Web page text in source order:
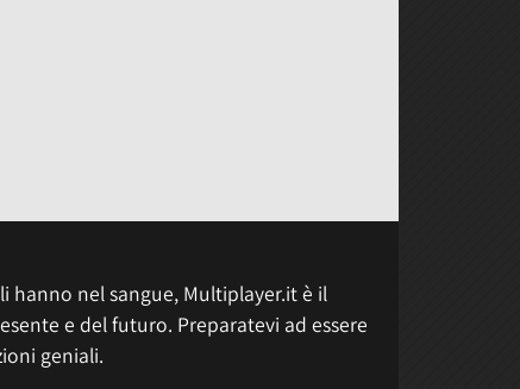
hanno nel sangue, Multiplayer.it è il
e del futuro. Preparatevi ad essere
geniali.